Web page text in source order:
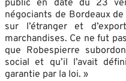
public en date du 23
négociants de Bordeaux
sur l’étranger et
marchandises. Ce ne fut
que Robespierre
social et qu’il l’avait
garantie par la loi. »